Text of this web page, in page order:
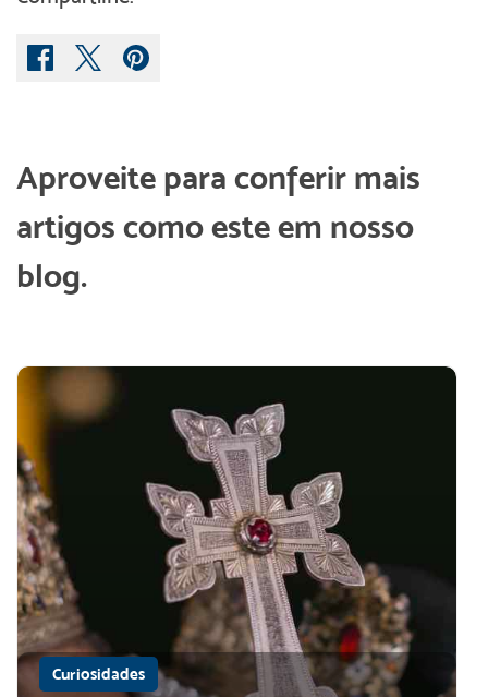
Aproveite para conferir mais
artigos como este em nosso
blog.
Curiosidades